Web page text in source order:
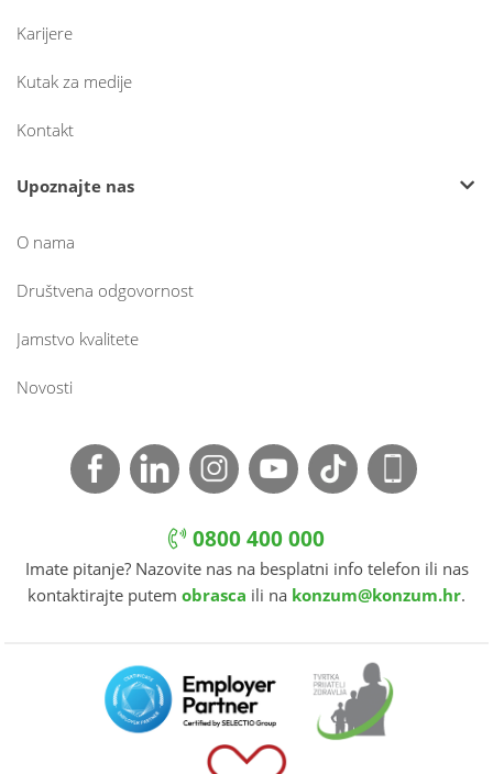
Karijere
Kutak za medije
Kontakt
Upoznajte nas
O nama
Društvena odgovornost
Jamstvo kvalitete
Novosti
0800 400 000
Imate pitanje? Nazovite nas na besplatni info telefon ili nas
kontaktirajte putem obrasca ili na konzum@konzum.hr.